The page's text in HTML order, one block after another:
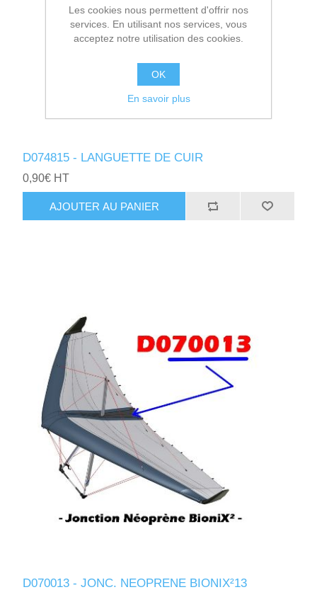
D074815 - LANGUETTE DE CUIR
0,90€ HT
AJOUTER AU PANIER
D070013 - JONC. NEOPRENE BIONIX²13
Les cookies nous permettent d'offrir nos
services. En utilisant nos services, vous
acceptez notre utilisation des cookies.
OK
En savoir plus